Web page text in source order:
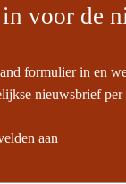
voor de
formulier in en
nieuwsbrief per
aan